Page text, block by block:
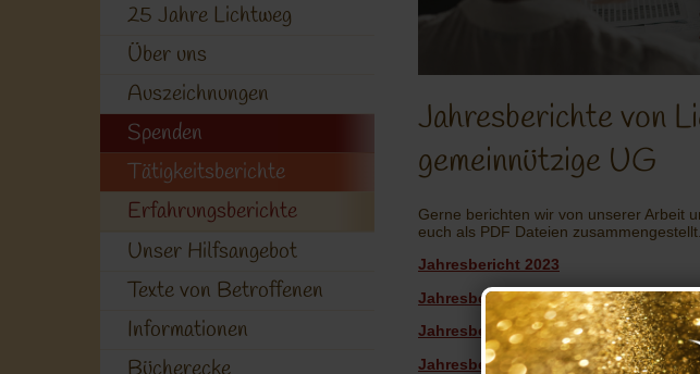
25 Jahre Lichtweg
Über uns
Auszeichnungen
Spenden
Tätigkeitsberichte
Erfahrungsberichte
Unser Hilfsangebot
Texte von Betroffenen
Informationen
Jahresberichte von
gemeinnützige UG
Gerne berichten wir von unserer Arbeit
euch als PDF Dateien zusammengestellt.
Jahresbericht 2023
Jahresbericht 2022
Jahresbericht 2021
Jahresbericht 2020